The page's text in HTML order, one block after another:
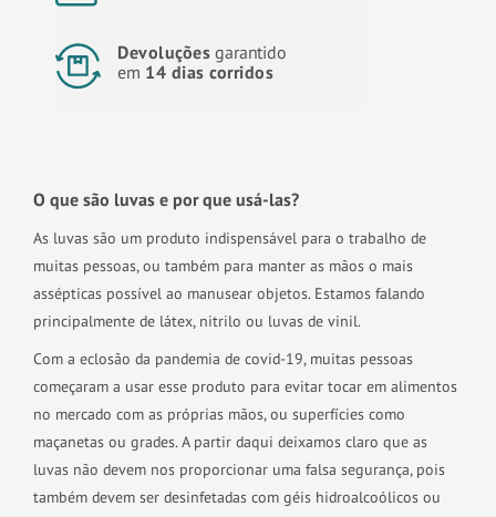
Devoluções garantido
em 14 dias corridos
O que são luvas e por que usá-las?
As luvas são um produto indispensável para o trabalho de
muitas pessoas, ou também para manter as mãos o mais
assépticas possível ao manusear objetos. Estamos falando
principalmente de látex, nitrilo ou luvas de vinil.
Com a eclosão da pandemia de covid-19, muitas pessoas
começaram a usar esse produto para evitar tocar em alimentos
no mercado com as próprias mãos, ou superfícies como
maçanetas ou grades. A partir daqui deixamos claro que as
luvas não devem nos proporcionar uma falsa segurança, pois
também devem ser desinfetadas com géis hidroalcoólicos ou